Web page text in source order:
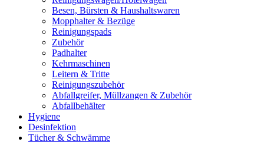
Besen, Bürsten & Haushaltswaren
Mopphalter & Bezüge
Reinigungspads
Zubehör
Padhalter
Kehrmaschinen
Leitern & Tritte
Reinigungszubehör
Abfallgreifer, Müllzangen & Zubehör
Abfallbehälter
Hygiene
Desinfektion
Tücher & Schwämme